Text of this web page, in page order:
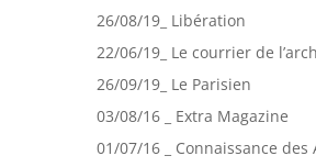
26/08/19_ Libération
22/06/19_ Le courrier de
26/09/19_ Le Parisien
03/08/16 _ Extra Magazine
01/07/16 _ Connaissance des